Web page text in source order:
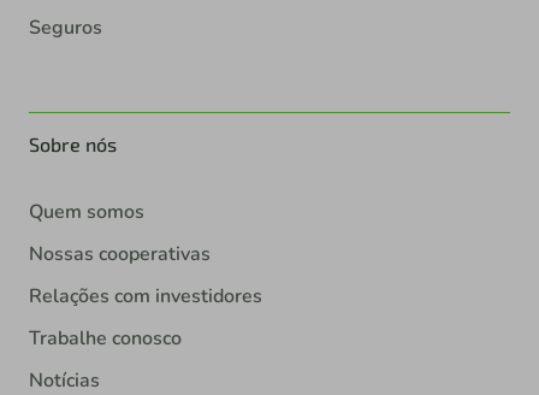
Seguros
Sobre nós
Quem somos
Nossas cooperativas
Relações com investidores
Trabalhe conosco
Notícias